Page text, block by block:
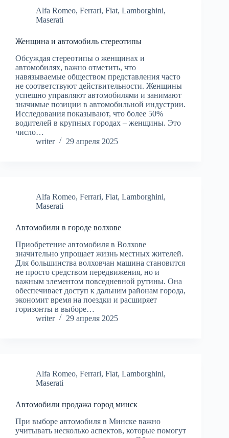
Alfa Romeo, Ferrari, Fiat, Lamborghini,
Maserati
Женщина и автомобиль стереотипы
Обсуждая стереотипы о женщинах и
автомобилях, важно отметить, что
навязываемые обществом представления часто
не соответствуют действительности. Женщины
успешно управляют автомобилями и занимают
значимые позиции в автомобильной индустрии.
Исследования показывают, что более 50%
водителей в крупных городах – женщины. Это
число…
writer
29 апреля 2025
Alfa Romeo, Ferrari, Fiat, Lamborghini,
Maserati
Автомобили в городе волхове
Приобретение автомобиля в Волхове
значительно упрощает жизнь местных жителей.
Для большинства волховчан машина становится
не просто средством передвижения, но и
важным элементом повседневной рутины. Она
обеспечивает доступ к дальним районам города,
экономит время на поездки и расширяет
горизонты в выборе…
writer
29 апреля 2025
Alfa Romeo, Ferrari, Fiat, Lamborghini,
Maserati
Автомобили продажа город минск
При выборе автомобиля в Минске важно
учитывать несколько аспектов, которые помогут